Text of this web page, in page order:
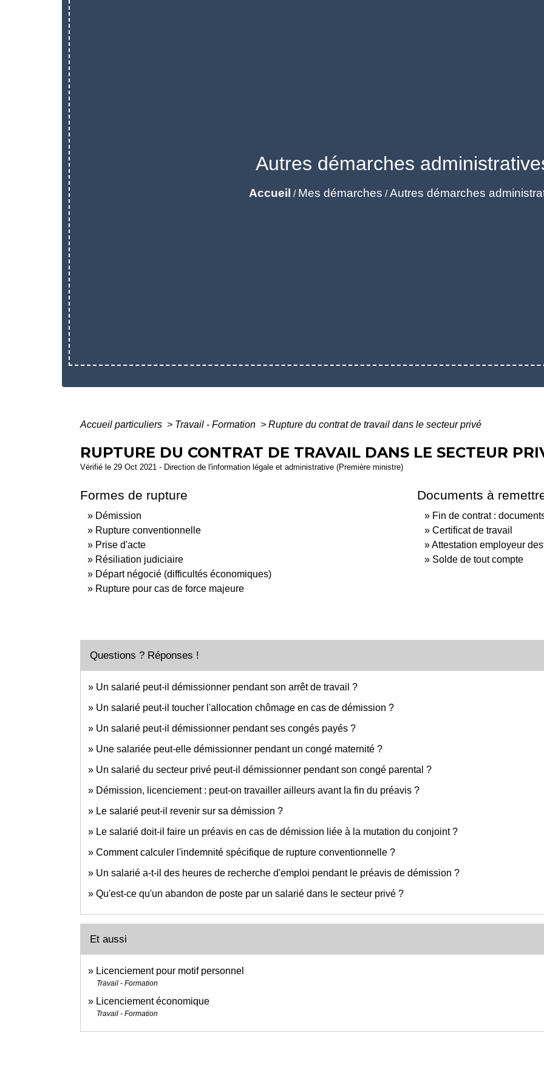
Autres démarches
Accueil / Mes démarches /Autres démarches
Accueil particuliers > Travail - Formation > Rupture du contrat de travail dans le secteur privé
RUPTURE DU CONTRAT DE TRAVAIL DANS LE SECTEUR
Vérifié le 29 Oct 2021 - Direction de l'information légale et administrative (Première ministre)
Formes de rupture
Démission
Rupture conventionnelle
Prise d'acte
Résiliation judiciaire
Départ négocié (difficultés économiques)
Rupture pour cas de force majeure
Documents à
Fin de contrat :
Certificat de travail
Attestation employeur
Solde de tout compte
Questions ? Réponses !
Un salarié peut-il démissionner pendant son arrêt de travail ?
Un salarié peut-il toucher l'allocation chômage en cas de démission ?
Un salarié peut-il démissionner pendant ses congés payés ?
Une salariée peut-elle démissionner pendant un congé maternité ?
Un salarié du secteur privé peut-il démissionner pendant son congé parental ?
Démission, licenciement : peut-on travailler ailleurs avant la fin du préavis ?
Le salarié peut-il revenir sur sa démission ?
Le salarié doit-il faire un préavis en cas de démission liée à la mutation du conjoint ?
Comment calculer l'indemnité spécifique de rupture conventionnelle ?
Un salarié a-t-il des heures de recherche d'emploi pendant le préavis de démission ?
Qu'est-ce qu'un abandon de poste par un salarié dans le secteur privé ?
Et aussi
Licenciement pour motif personnel
Travail - Formation
Licenciement économique
Travail - Formation